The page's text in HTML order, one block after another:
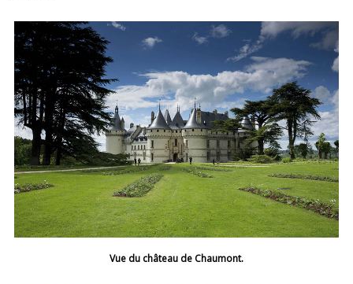
Vue du château de Chaumont.